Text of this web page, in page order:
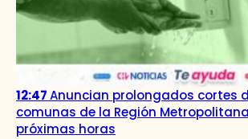
12:47Anuncian prolongados cortes
comunas de la Región
próximas horas